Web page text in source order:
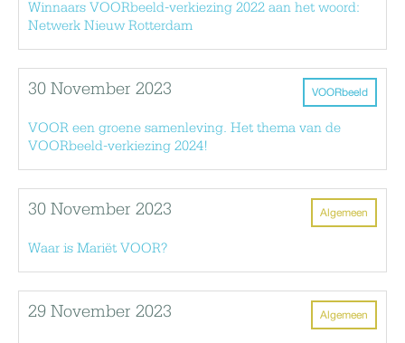
Winnaars VOORbeeld-verkiezing 2022 aan het woord:
Netwerk Nieuw Rotterdam
VOORbeeld
30 November 2023
VOOR een groene samenleving. Het thema van de
VOORbeeld-verkiezing 2024!
Algemeen
30 November 2023
Waar is Mariët VOOR?
Algemeen
29 November 2023